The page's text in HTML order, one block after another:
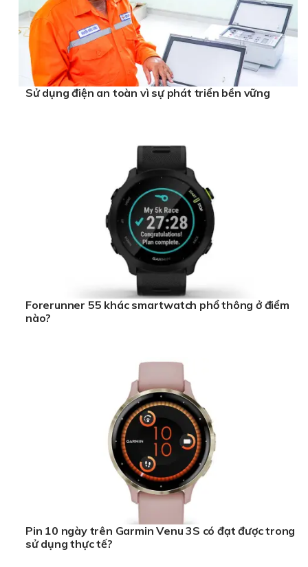
Sử dụng điện an toàn vì sự phát triển bền vững
Forerunner 55 khác smartwatch phổ thông ở điểm
nào?
Pin 10 ngày trên Garmin Venu 3S có đạt được trong
sử dụng thực tế?